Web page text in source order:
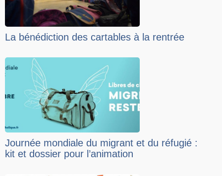
La bénédiction des cartables à la rentrée
Journée mondiale du migrant et du réfugié :
kit et dossier pour l’animation